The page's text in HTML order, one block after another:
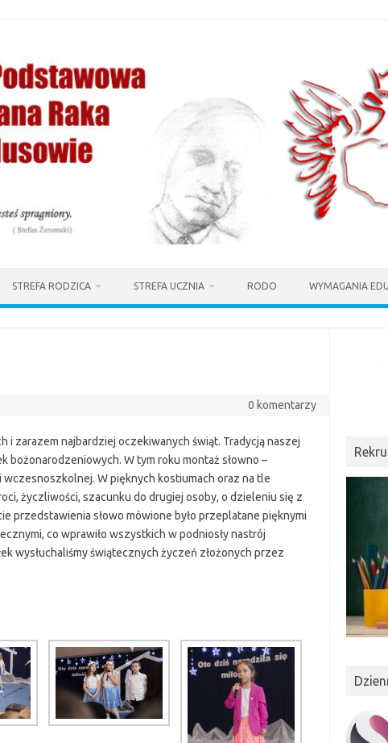
STREFA RODZICA STREFA UCZNIA RODO WYMAGANIA
0 komentarzy
i zarazem najbardziej oczekiwanych świąt. Tradycją naszej
bożonarodzeniowych. W tym roku montaż słowno –
W pięknych kostiumach oraz na tle
życzliwości, szacunku do drugiej osoby, o dzieleniu się z
przedstawienia słowo mówione było przeplatane pięknymi
co wprawiło wszystkich w podniosły nastrój
wysłuchaliśmy świątecznych życzeń złożonych przez